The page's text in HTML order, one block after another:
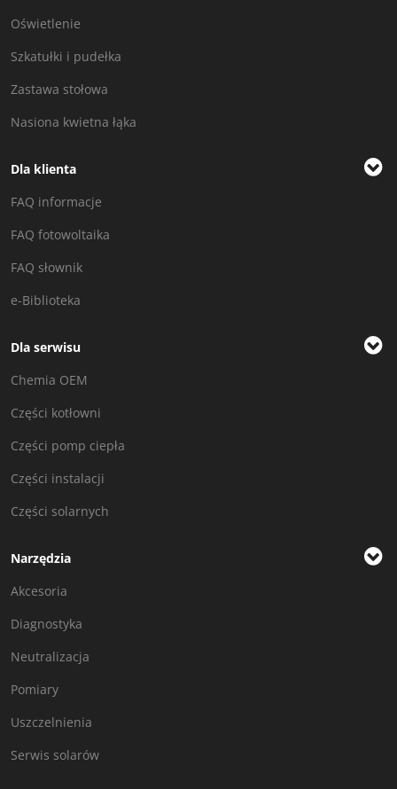
Oświetlenie
Szkatułki i pudełka
Zastawa stołowa
Nasiona kwietna łąka
Dla klienta
FAQ informacje
FAQ fotowoltaika
FAQ słownik
e-Biblioteka
Dla serwisu
Chemia OEM
Części kotłowni
Części pomp ciepła
Części instalacji
Części solarnych
Narzędzia
Akcesoria
Diagnostyka
Neutralizacja
Pomiary
Uszczelnienia
Serwis solarów